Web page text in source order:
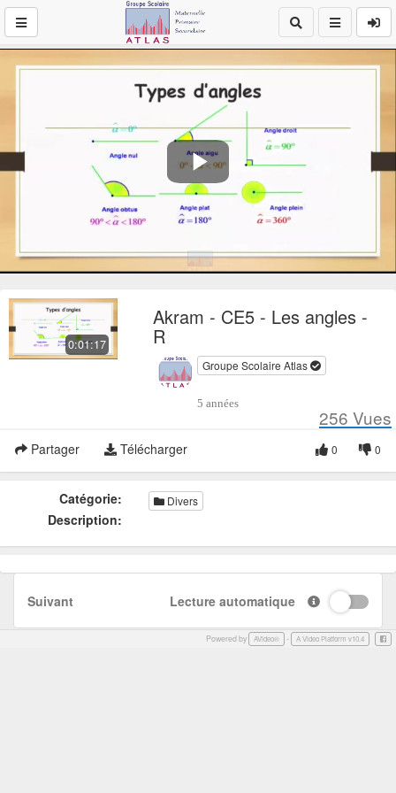
Play
Video
0:01:17
Akram - CE5 - Les angles -
R
Groupe Scolaire Atlas
5 années
256 Vues
Partager Télécharger 0
0
Catégorie: Divers
Description:
Suivant Lecture automatique
Powered by AVideo® - A Video Platform v10.4